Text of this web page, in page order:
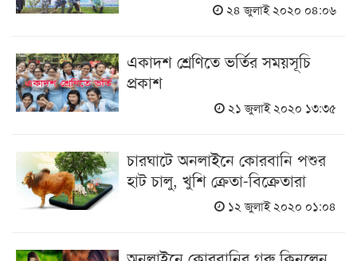
২৪ জুলাই ২০২০ ০৪:০৬
একাদশ শ্রেণিতে ভর্তির সময়সূচি
প্রকাশ
২১ জুলাই ২০২০ ১৩:৩৫
চারঘাটে অনলাইনে কোরবানি পশুর
হাট চালু, খুশি ক্রেতা-বিক্রেতারা
১২ জুলাই ২০২০ ০১:০৪